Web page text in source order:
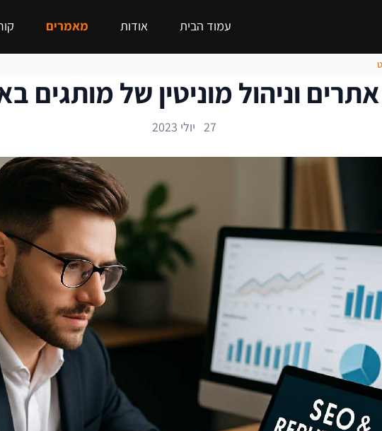
עמוד הבית אודות מאמרים
וניהול מוניטין של מותגים
27 יולי 2023